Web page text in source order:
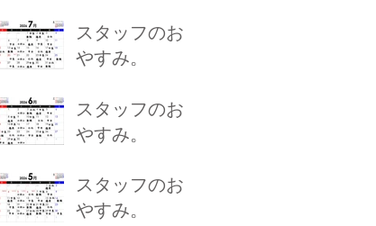
スタッフのお
やすみ。
スタッフのお
やすみ。
スタッフのお
やすみ。